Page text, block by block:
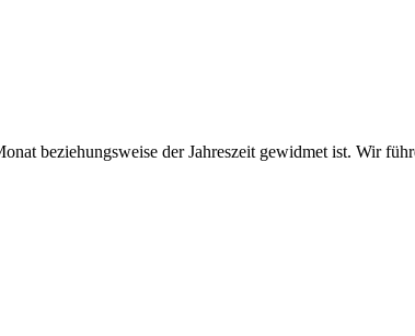
beziehungsweise der Jahreszeit gewidmet ist. Wir